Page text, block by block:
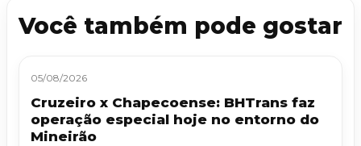
Você também pode gostar
05/08/2026
Cruzeiro x Chapecoense: BHTrans faz
operação especial hoje no entorno do
Mineirão